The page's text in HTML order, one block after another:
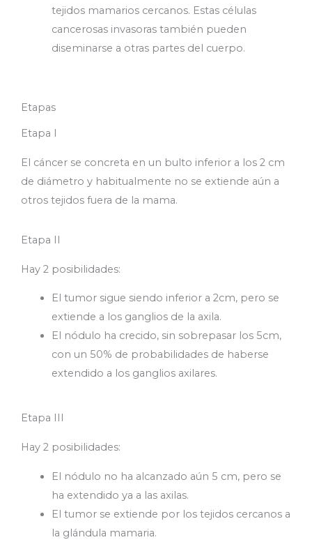
tejidos mamarios cercanos. Estas células
cancerosas invasoras también pueden
diseminarse a otras partes del cuerpo.
Etapas
Etapa I
El cáncer se concreta en un bulto inferior a los 2 cm
de diámetro y habitualmente no se extiende aún a
otros tejidos fuera de la mama.
Etapa II
Hay 2 posibilidades:
El tumor sigue siendo inferior a 2cm, pero se
extiende a los ganglios de la axila.
El nódulo ha crecido, sin sobrepasar los 5cm,
con un 50% de probabilidades de haberse
extendido a los ganglios axilares.
Etapa III
Hay 2 posibilidades:
El nódulo no ha alcanzado aún 5 cm, pero se
ha extendido ya a las axilas.
El tumor se extiende por los tejidos cercanos a
la glándula mamaria.